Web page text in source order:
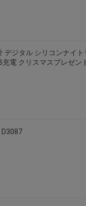
デジタル シリコンナイ
電 クリスマスプレゼン
D3087